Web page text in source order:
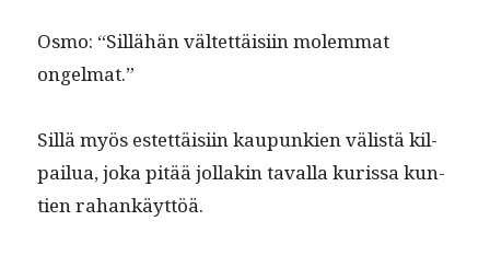
Osmo: “Sil­lähän väl­tet­täisi­in molem­mat
ongelmat.”
Sil­lä myös estet­täisi­in kaupunkien välistä kil­
pailua, joka pitää jol­lakin taval­la kuris­sa kun­
tien rahankäyttöä.